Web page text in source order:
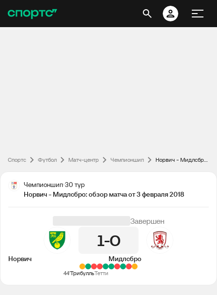
Спортс Футбол Матч-центр Чемпионшип Норвич - Мидлсбро: обзор матча от 3 февраля 2018
Чемпионшип 30 тур
Норвич - Мидлсбро: обзор матча от 3 февраля 2018
Завершен
1 0
Норвич Мидлсбро
44'ТрибулльТетти